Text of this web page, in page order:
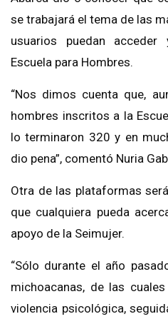
se trabajará el tema de las
usuarios puedan
Escuela para Hombres.
“Nos dimos cuenta que,
hombres inscritos a la
lo terminaron 320 y en
dio pena”, comentó Nuria
Otra de las plataformas
que cualquiera pueda
apoyo de la Seimujer.
“Sólo durante el año
michoacanas, de las
violencia psicológica,